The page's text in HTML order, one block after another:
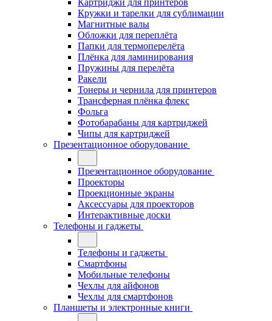
Картриджи для принтеров
Кружки и тарелки для сублимации
Магнитные валы
Обложки для переплёта
Папки для термоперелёта
Плёнка для ламинирования
Пружины для перелёта
Ракели
Тонеры и чернила для принтеров
Трансферная плёнка флекс
Фольга
Фотобарабаны для картриджей
Чипы для картриджей
Презентационное оборудование
Презентационное оборудование
Проекторы
Проекционные экраны
Аксессуары для проекторов
Интерактивные доски
Телефоны и гаджеты
Телефоны и гаджеты
Смартфоны
Мобильные телефоны
Чехлы для айфонов
Чехлы для смартфонов
Планшеты и электронные книги